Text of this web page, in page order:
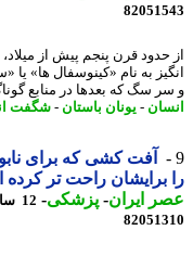
قرن پنجم پیش از میلاد،
به نام «کینوسفال ها» یا «سگ
سگ که بعدها در منابع
-یونان باستان-شگفت انگیز
آفت کشی که برای
برایشان راحت تر کرده
ایران- پزشکی-12 ساعت پیش - یکشنبه 18 مرداد 1405، 01:35